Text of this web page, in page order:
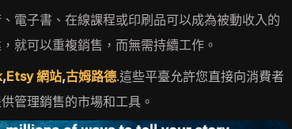
電子書、在線課程或印刷品可以成為被動收入的
就可以重複銷售，而無需持續工作。
,Etsy 網站,古姆路德.這些平臺允許您直接向消費者
管理銷售的市場和工具。